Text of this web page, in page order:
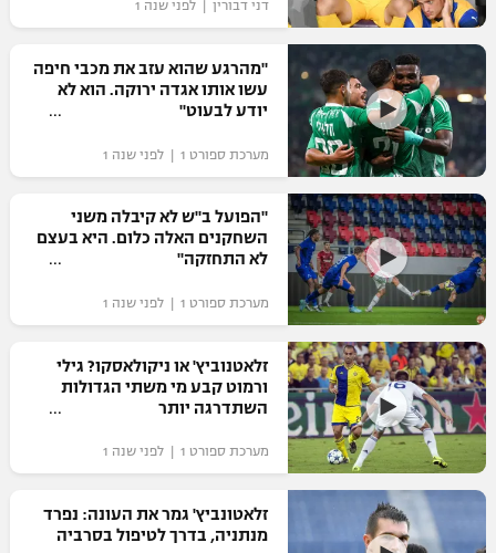
דני דבורין | לפני שנה 1
"מהרגע שהוא עזב את מכבי חיפה
עשו אותו אגדה ירוקה. הוא לא
יודע לבעוט"
מערכת ספורט 1 | לפני שנה 1
"הפועל ב"ש לא קיבלה משני
השחקנים האלה כלום. היא בעצם
לא התחזקה"
מערכת ספורט 1 | לפני שנה 1
זלאטנוביץ' או ניקולאסקו? גילי
ורמוט קבע מי משתי הגדולות
השתדרגה יותר
מערכת ספורט 1 | לפני שנה 1
זלאטונביץ' גמר את העונה: נפרד
מנתניה, בדרך לטיפול בסרביה